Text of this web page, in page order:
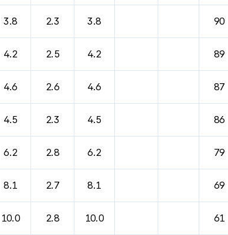
3.8 2.3 3.8 90
4.2 2.5 4.2 89
4.6 2.6 4.6 87
4.5 2.3 4.5 86
6.2 2.8 6.2 79
8.1 2.7 8.1 69
10.0 2.8 10.0 61